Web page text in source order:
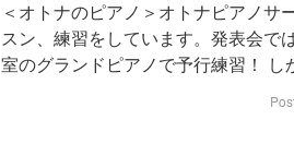
＜オトナのピアノ＞オトナピアノサ
スン、練習をしています。発表会で
室のグランドピアノで予行練習！